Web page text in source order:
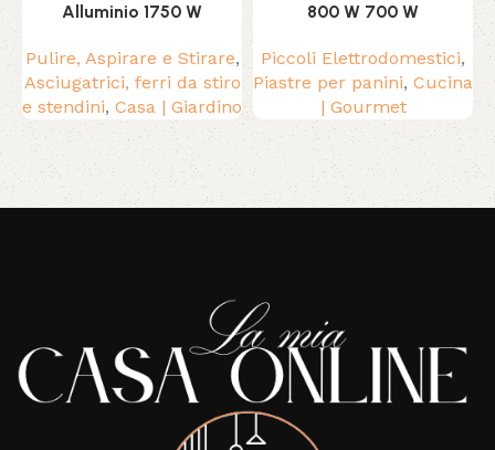
Alluminio 1750 W
Pulire, Aspirare e Stirare,
Asciugatrici, ferri da stiro
e stendini, Casa | Giardino
800 W 700 W
Piccoli Elettrodomestici,
Piastre per panini, Cucina
| Gourmet
Read More